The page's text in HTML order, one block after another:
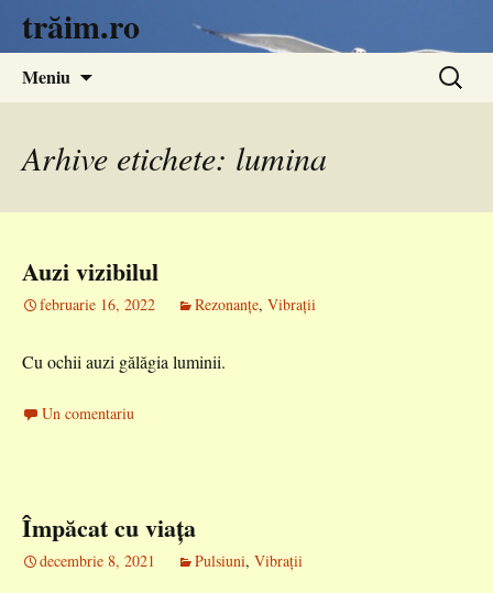
trăim.ro
Meniu
Caută
după:
Arhive etichete: lumina
Auzi vizibilul
februarie 16, 2022 Rezonanțe, Vibrații
Cu ochii auzi gălăgia luminii.
Un comentariu
Împăcat cu viața
decembrie 8, 2021 Pulsiuni, Vibrații